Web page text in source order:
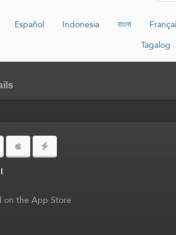
Español Indonesia বাংলা
Tagalog